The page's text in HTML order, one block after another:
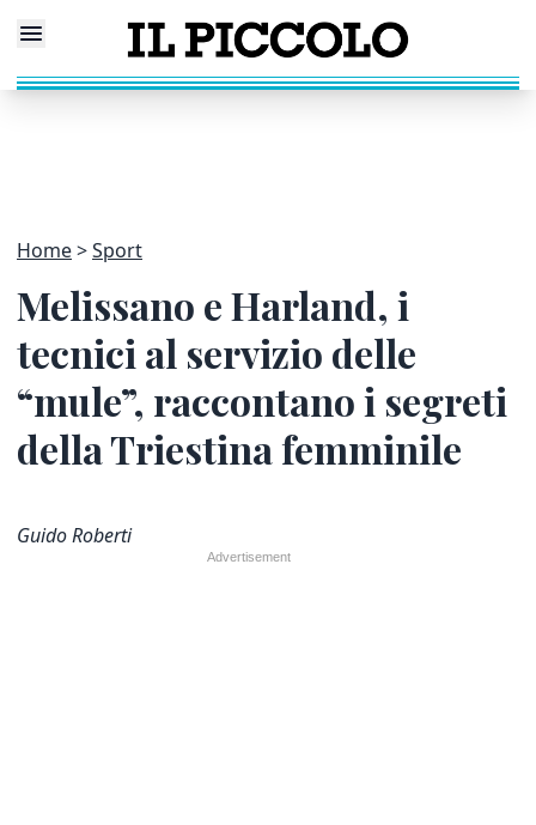
Home Sport
Melissano e Harland, i
tecnici al servizio delle
“mule”, raccontano i segreti
della Triestina femminile
Guido Roberti